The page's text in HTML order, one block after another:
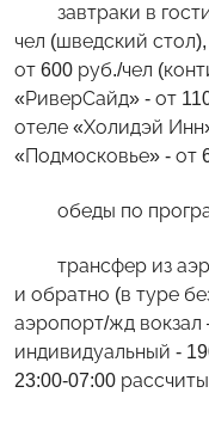
завтраки в
чел (шведский
от 600 руб./чел
«РиверСайд» - от
отеле «Холидэй
«Подмосковье» - от
обеды по
трансфер из
и обратно (в туре
аэропорт/жд вокзал
индивидуальный -
23:00-07:00